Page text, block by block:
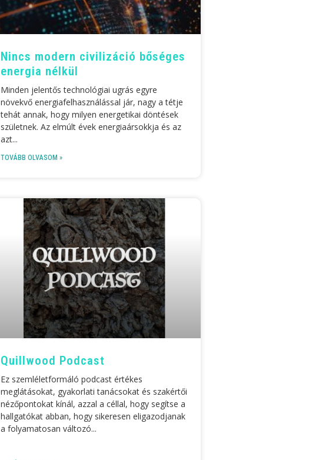
Nincs modern civilizáció bőséges
energia nélkül
Minden jelentős technológiai ugrás egyre
növekvő energiafelhasználással jár, nagy a tétje
tehát annak, hogy milyen energetikai döntések
születnek. Az elmúlt évek energiaársokkja és az
azt
TOVÁBB OLVASOM »
Quillwood Podcast
Ez szemléletformáló podcast értékes
meglátásokat, gyakorlati tanácsokat és szakértői
nézőpontokat kínál, azzal a céllal, hogy segítse a
hallgatókat abban, hogy sikeresen eligazodjanak
a folyamatosan változó